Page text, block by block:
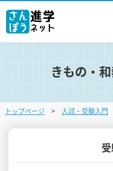
ログ
・登録
学校を探す
オープン
きもの・
トップページ 入試・受験入門